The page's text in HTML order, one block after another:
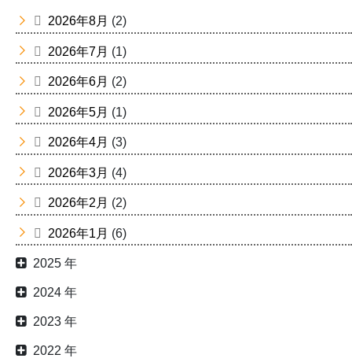
2026年8月 (2)
2026年7月 (1)
2026年6月 (2)
2026年5月 (1)
2026年4月 (3)
2026年3月 (4)
2026年2月 (2)
2026年1月 (6)
2025 年
2024 年
2023 年
2022 年